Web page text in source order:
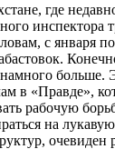
где
инспектора
с января
больше.
в «Правде»,
рабочую
на
очевиден